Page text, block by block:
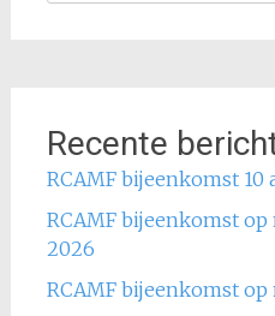
Recente
RCAMF bijeenkomst 10
RCAMF bijeenkomst op
2026
RCAMF bijeenkomst op